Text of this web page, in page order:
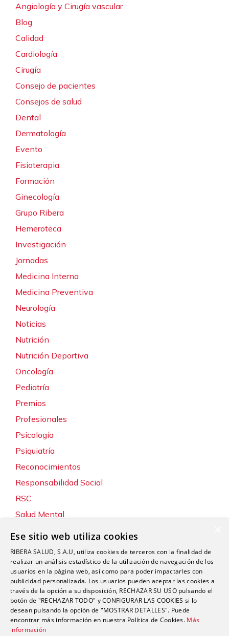
Angiología y Cirugía vascular
Blog
Calidad
Cardiología
Cirugía
Consejo de pacientes
Consejos de salud
Dental
Dermatología
Evento
Fisioterapia
Formación
Ginecología
Grupo Ribera
Hemeroteca
Investigación
Jornadas
Medicina Interna
Medicina Preventiva
Neurología
Noticias
Nutrición
Nutrición Deportiva
Oncología
Pediatría
Premios
Profesionales
Psicología
Psiquiatría
Reconocimientos
Responsabilidad Social
RSC
Salud Mental
Sostenibilidad y Medio Ambiente
Tecnología
Traumatología y Cirugía Ortopédica
Unidad de Tráfico
Urgencias
Ese sitio web utiliza cookies
RIBERA SALUD, S.A.U, utiliza cookies de terceros con la finalidad de
realizar un análisis estadístico de la utilización de navegación de los
usuarios en la página web, así como para poder impactarles con
publicidad personalizada. Los usuarios pueden aceptar las cookies a
través de la opción a su disposición, RECHAZAR SU USO pulsando el
botón de "RECHAZAR TODO" y CONFIGURAR LAS COOKIES si lo
desean pulsando la opción de "MOSTRAR DETALLES". Puede
encontrar más información en nuestra Política de Cookies. Más
información